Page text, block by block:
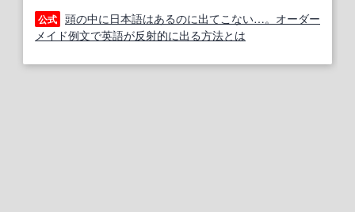
公式 頭の中に日本語はあるのに出てこない…。オーダー
メイド例文で英語が反射的に出る方法とは